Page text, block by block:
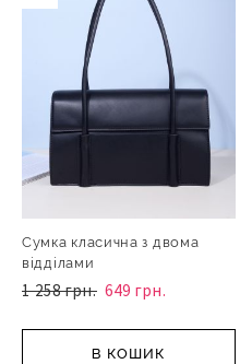
Сумка класична з двома
відділами
1 258 грн. 649 грн.
В КОШИК